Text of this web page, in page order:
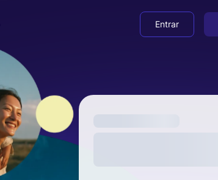
Entrar